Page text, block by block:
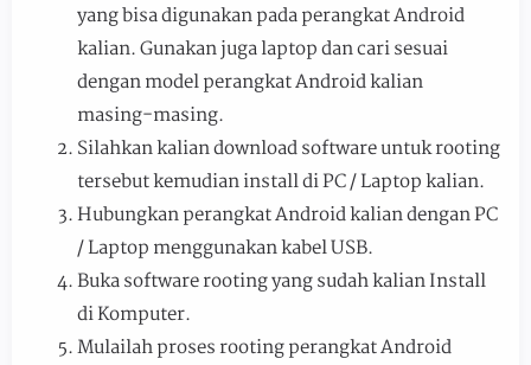
yang bisa digunakan pada perangkat Android
kalian. Gunakan juga laptop dan cari sesuai
dengan model perangkat Android kalian
masing-masing.
Silahkan kalian download software untuk rooting
tersebut kemudian install di PC / Laptop kalian.
Hubungkan perangkat Android kalian dengan PC
/ Laptop menggunakan kabel USB.
Buka software rooting yang sudah kalian Install
di Komputer.
Mulailah proses rooting perangkat Android